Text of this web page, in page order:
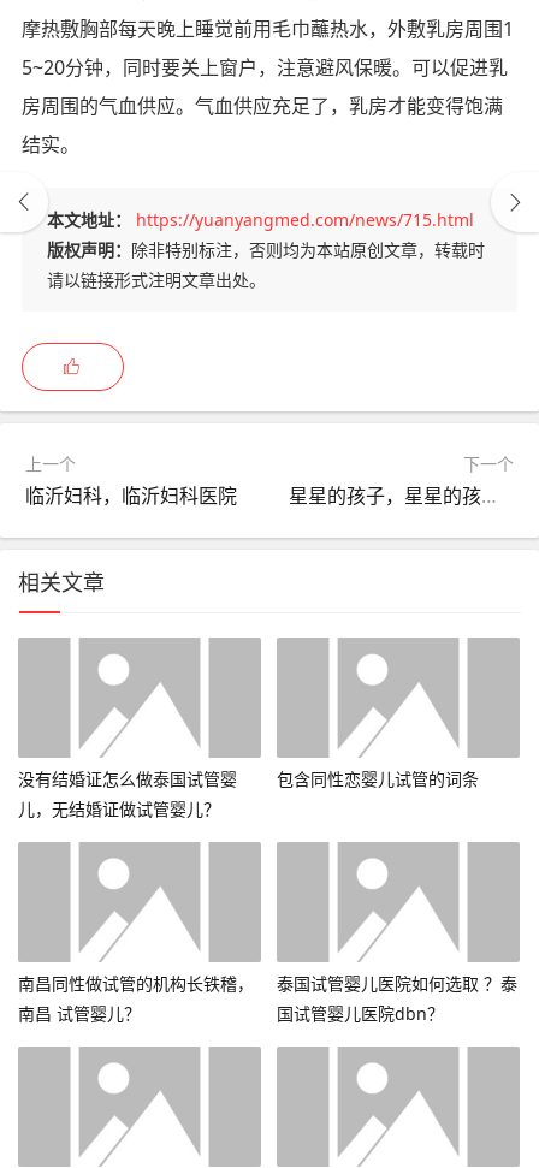
摩热敷胸部每天晚上睡觉前用毛巾蘸热水，外敷乳房周围1
5~20分钟，同时要关上窗户，注意避风保暖。可以促进乳
房周围的气血供应。气血供应充足了，乳房才能变得饱满
结实。
本文地址：
https://yuanyangmed.com/news/715.html
版权声明： 除非特别标注，否则均为本站原创文章，转载时
请以链接形式注明文章出处。
上一个
临沂妇科，临沂妇科医院
下一个
星星的孩子，星星的孩子图片！
相关文章
没有结婚证怎么做泰国试管婴
儿，无结婚证做试管婴儿？
包含同性恋婴儿试管的词条
南昌同性做试管的机构长铁稽，
南昌 试管婴儿？
泰国试管婴儿医院如何选取 ？泰
国试管婴儿医院dbn？